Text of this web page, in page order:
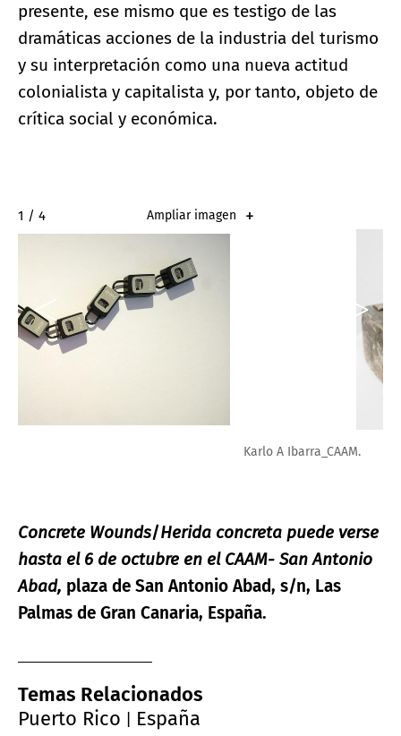
presente, ese mismo que es testigo de las
dramáticas acciones de la industria del turismo
y su interpretación como una nueva actitud
colonialista y capitalista y, por tanto, objeto de
crítica social y económica.
2 / 4 Ampliar imagen
Concrete Wounds/Herida concreta puede verse
hasta el 6 de octubre en el CAAM- San Antonio
Abad, plaza de San Antonio Abad, s/n, Las
Palmas de Gran Canaria, España.
Temas Relacionados
Puerto Rico
España